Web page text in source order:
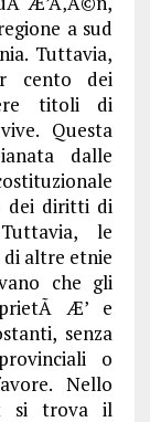
a sud
Tuttavia,
cento dei
titoli di
Questa
dalle
dei diritti di
le
altre etnie
che gli
Æ’ e
senza
o
Nello
si trova il